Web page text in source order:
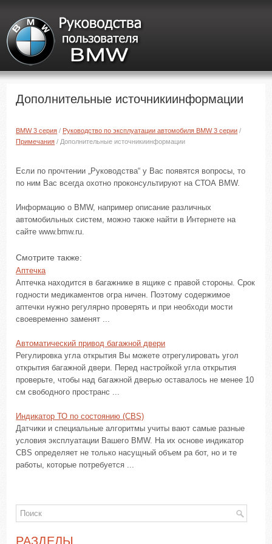
Дополнительные источникиинформации
BMW 3 серия / Руководство по эксплуатации автомобиля BMW 3 серии /
Примечания / Дополнительные источникиинформации
Если по прочтении „Руководства“ у Вас появятся вопросы, то
по ним Вас всегда охотно проконсультируют на СТОА BMW.
Информацию о BMW, например описание различных
автомобильных систем, можно также найти в Интернете на
сайте www.bmw.ru.
Смотрите также:
Аптечка
Аптечка находится в багажнике в ящике с правой стороны. Срок
годности медикаментов огра ничен. Поэтому содержимое
аптечки нужно регулярно проверять и при необходи мости
своевременно заменят ...
Автоматический привод багажной двери
Регулировка угла открытия Вы можете отрегулировать угол
открытия багажной двери. Перед настройкой угла открытия
проверьте, чтобы над багажной дверью оставалось не менее 10
см свободного пространс ...
Индикатор ТО по состоянию (CBS)
Датчики и специальные алгоритмы учиты вают самые разные
условия эксплуатации Вашего BMW. На их основе индикатор
CBS определяет не только насущный объем ра бот, но и те
работы, которые потребуется ...
РАЗДЕЛЫ